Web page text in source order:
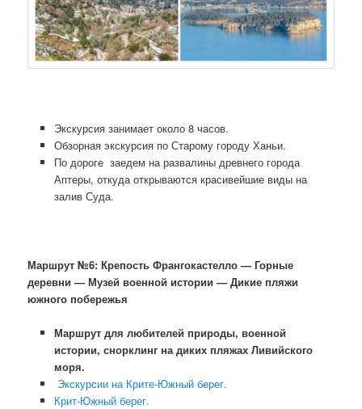
Экскурсия занимает около 8 часов.
Обзорная экскурсия по Старому городу Ханьи.
По дороге заедем на развалины древнего города
Аптеры, откуда открываются красивейшие виды на
залив Суда.
Маршрут №6: Крепость Франгокастелло — Горные
деревни — Музей военной истории — Дикие пляжи
южного побережья
Маршрут для любителей природы, военной
истории, снорклинг на диких пляжах Ливийского
моря.
Экскурсии на Крите-Южный берег.
Крит-Южный берег.